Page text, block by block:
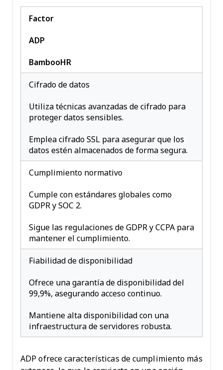
Factor
ADP
BambooHR
Cifrado de datos
Utiliza técnicas avanzadas de cifrado para
proteger datos sensibles.
Emplea cifrado SSL para asegurar que los
datos estén almacenados de forma segura.
Cumplimiento normativo
Cumple con estándares globales como
GDPR y SOC 2.
Sigue las regulaciones de GDPR y CCPA para
mantener el cumplimiento.
Fiabilidad de disponibilidad
Ofrece una garantía de disponibilidad del
99,9%, asegurando acceso continuo.
Mantiene alta disponibilidad con una
infraestructura de servidores robusta.
ADP ofrece características de cumplimiento más